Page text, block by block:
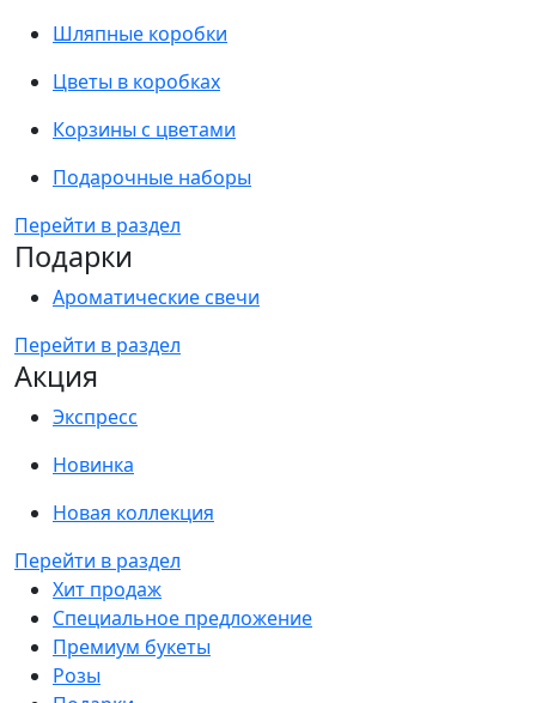
Шляпные коробки
Цветы в коробках
Корзины с цветами
Подарочные наборы
Перейти в раздел
Подарки
Ароматические свечи
Перейти в раздел
Акция
Экспресс
Новинка
Новая коллекция
Перейти в раздел
Хит продаж
Специальное предложение
Премиум букеты
Розы